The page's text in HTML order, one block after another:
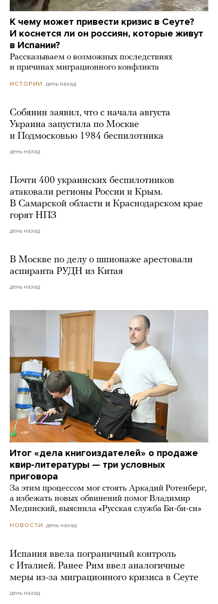
К чему может привести кризис в Сеуте?
И коснется ли он россиян, которые живут
в Испании?
Рассказываем о возможных последствиях
и причинах миграционного конфликта
ИСТОРИИ день назад
Собянин заявил, что с начала августа
Украина запустила по Москве
и Подмосковью 1984 беспилотника
день назад
Почти 400 украинских беспилотников
атаковали регионы России и Крым.
В Самарской области и Краснодарском крае
горят НПЗ
день назад
В Москве по делу о шпионаже арестовали
аспиранта РУДН из Китая
день назад
Итог «дела книгоиздателей» о продаже
квир-литературы — три условных
приговора
За этим процессом мог стоять Аркадий Ротенберг,
а избежать новых обвинений помог Владимир
Мединский, выяснила «Русская служба Би-би-си»
НОВОСТИ день назад
Испания ввела пограничный контроль
с Италией. Ранее Рим ввел аналогичные
меры из-за миграционного кризиса в Сеуте
день назад